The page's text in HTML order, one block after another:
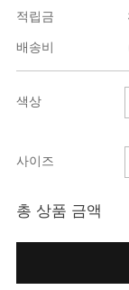
적립금
배송비
색상
사이즈
총 상품 금액